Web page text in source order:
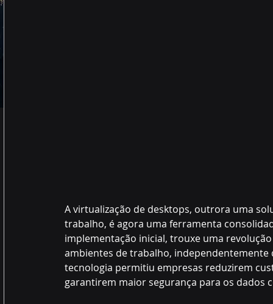
A virtualização de desktops, outrora uma
trabalho, é agora uma ferramenta
implementação inicial, trouxe uma
ambientes de trabalho,
tecnologia permitiu empresas reduzirem
garantirem maior segurança para os dados